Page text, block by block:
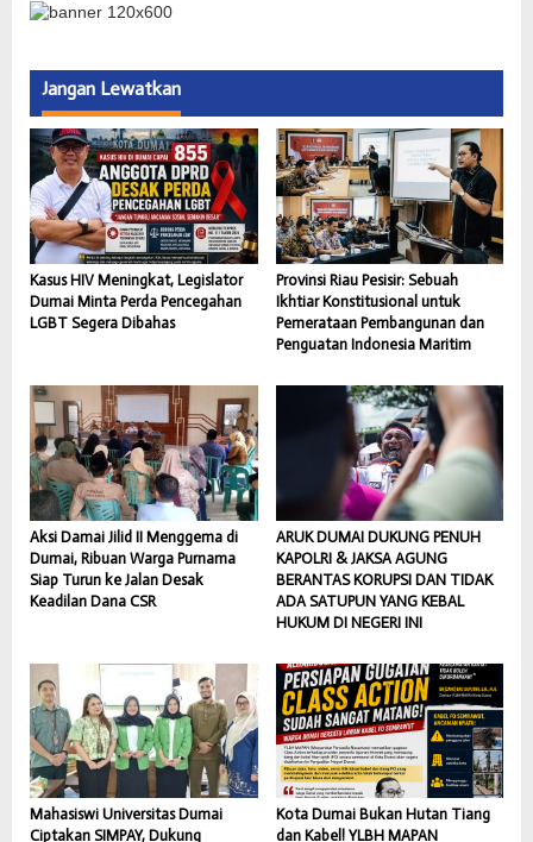
Jangan Lewatkan
Kasus HIV Meningkat, Legislator
Dumai Minta Perda Pencegahan
LGBT Segera Dibahas
Provinsi Riau Pesisir: Sebuah
Ikhtiar Konstitusional untuk
Pemerataan Pembangunan dan
Penguatan Indonesia Maritim
Aksi Damai Jilid II Menggema di
Dumai, Ribuan Warga Purnama
Siap Turun ke Jalan Desak
Keadilan Dana CSR
ARUK DUMAI DUKUNG PENUH
KAPOLRI & JAKSA AGUNG
BERANTAS KORUPSI DAN TIDAK
ADA SATUPUN YANG KEBAL
HUKUM DI NEGERI INI
Mahasiswi Universitas Dumai
Ciptakan SIMPAY, Dukung
Kota Dumai Bukan Hutan Tiang
dan Kabel! YLBH MAPAN